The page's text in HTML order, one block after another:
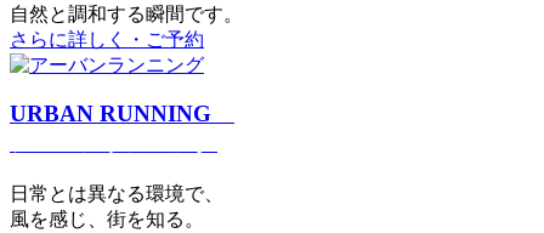
⾃然と調和する瞬間です。
さらに詳しく・ご予約
URBAN RUNNING
日常とは異なる環境で、
風を感じ、街を知る。